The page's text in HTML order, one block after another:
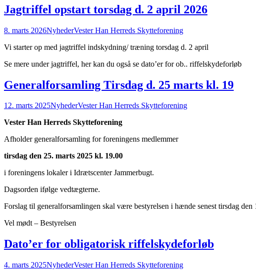
Jagtriffel opstart torsdag d. 2 april 2026
8. marts 2026NyhederVester Han Herreds Skytteforening
Vi starter op med jagtriffel indskydning/ træning torsdag d. 2 april
Se mere under jagtriffel, her kan du også se dato’er for ob.. riffelskydeforløb
Generalforsamling Tirsdag d. 25 marts kl. 19
12. marts 2025NyhederVester Han Herreds Skytteforening
Vester Han Herreds Skytteforening
Afholder generalforsamling for foreningens medlemmer
tirsdag den 25. marts 2025 kl. 19.00
i foreningens lokaler i Idrætscenter Jammerbugt.
Dagsorden ifølge vedtægterne.
Forslag til generalforsamlingen skal være bestyrelsen i hænde senest tirsdag den
Vel mødt – Bestyrelsen
Dato’er for obligatorisk riffelskydeforløb
4. marts 2025NyhederVester Han Herreds Skytteforening